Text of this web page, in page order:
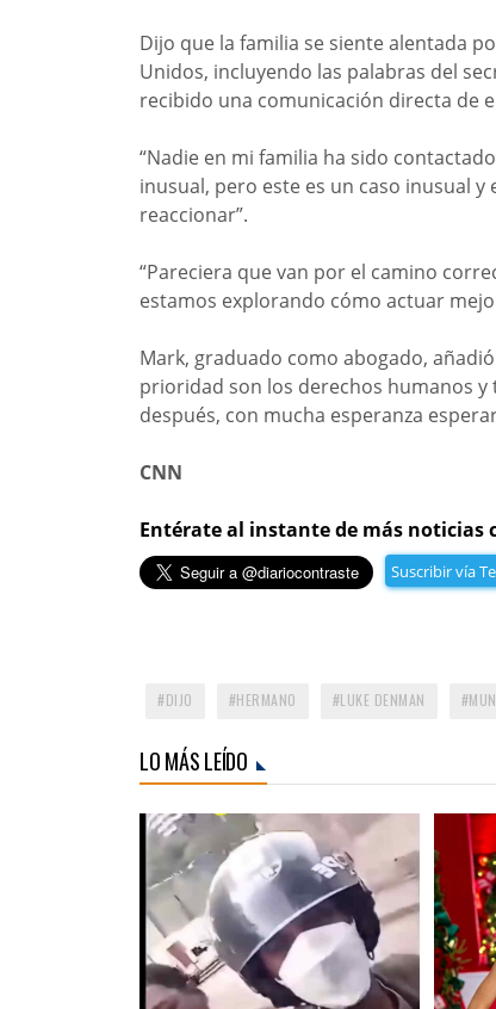
Dijo que la familia se siente alentada
Unidos, incluyendo las palabras del
recibido una comunicación directa de
“Nadie en mi familia ha sido
inusual, pero este es un caso inusual
reaccionar”.
“Pareciera que van por el camino
estamos explorando cómo actuar
Mark, graduado como abogado,
prioridad son los derechos humanos
después, con mucha esperanza
CNN
Entérate al instante de más noticias
Suscribir vía
DIJO HERMANO LUKE DENMAN
LO MÁS LEÍDO